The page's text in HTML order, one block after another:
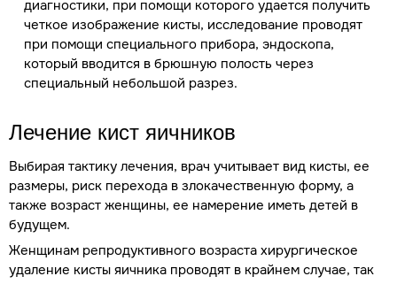
диагностики, при помощи которого удается получить
четкое изображение кисты, исследование проводят
при помощи специального прибора, эндоскопа,
который вводится в брюшную полость через
специальный небольшой разрез.
Лечение кист яичников
Выбирая тактику лечения, врач учитывает вид кисты, ее
размеры, риск перехода в злокачественную форму, а
также возраст женщины, ее намерение иметь детей в
будущем.
Женщинам репродуктивного возраста хирургическое
удаление кисты яичника проводят в крайнем случае, так